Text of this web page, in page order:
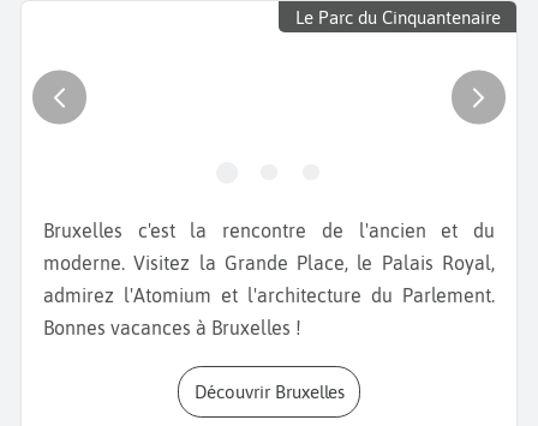
Le Parc du Cinquantenaire
Bruxelles c'est la rencontre de l'ancien et du
moderne. Visitez la Grande Place, le Palais Royal,
admirez l'Atomium et l'architecture du Parlement.
Bonnes vacances à Bruxelles !
Découvrir Bruxelles